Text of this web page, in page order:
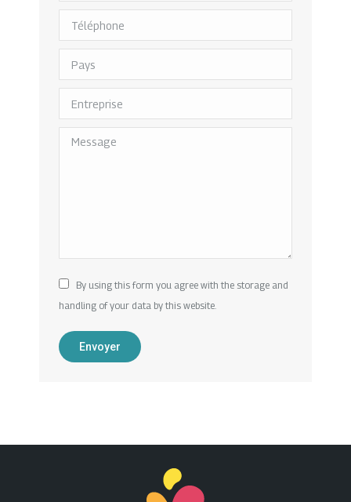
Téléphone
Pays
Entreprise
Message
By using this form you agree with the storage and
handling of your data by this website.
Envoyer